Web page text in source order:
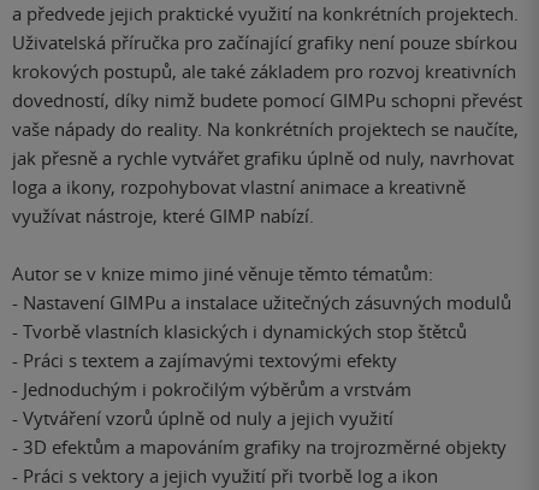
a předvede jejich praktické využití na konkrétních projektech.
Uživatelská příručka pro začínající grafiky není pouze sbírkou
krokových postupů, ale také základem pro rozvoj kreativních
dovedností, díky nimž budete pomocí GIMPu schopni převést
vaše nápady do reality. Na konkrétních projektech se naučíte,
jak přesně a rychle vytvářet grafiku úplně od nuly, navrhovat
loga a ikony, rozpohybovat vlastní animace a kreativně
využívat nástroje, které GIMP nabízí.
Autor se v knize mimo jiné věnuje těmto tématům:
- Nastavení GIMPu a instalace užitečných zásuvných modulů
- Tvorbě vlastních klasických i dynamických stop štětců
- Práci s textem a zajímavými textovými efekty
- Jednoduchým i pokročilým výběrům a vrstvám
- Vytváření vzorů úplně od nuly a jejich využití
- 3D efektům a mapováním grafiky na trojrozměrné objekty
- Práci s vektory a jejich využití při tvorbě log a ikon